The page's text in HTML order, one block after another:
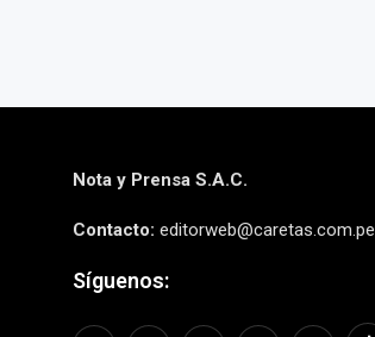
Nota y Prensa S.A.C.
Contacto: editorweb@caretas.com.pe
Síguenos: